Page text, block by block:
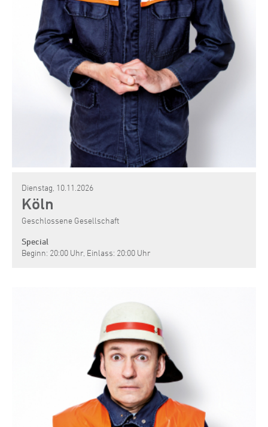
Dienstag, 10.11.2026
Köln
Geschlossene Gesellschaft
Special
Beginn: 20:00 Uhr, Einlass: 20:00 Uhr